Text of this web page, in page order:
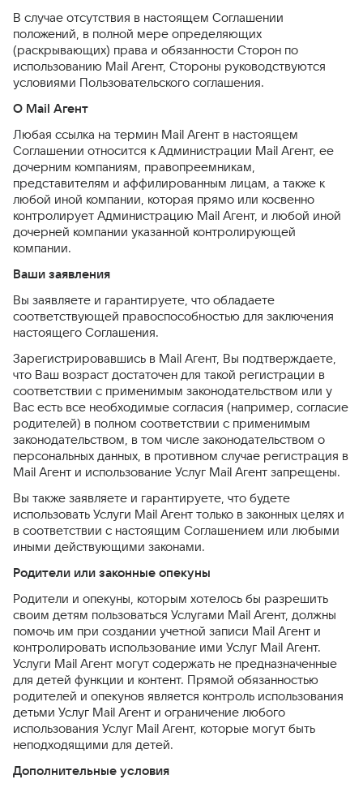
В случае отсутствия в настоящем Соглашении
положений, в полной мере определяющих
(раскрывающих) права и обязанности Сторон по
использованию Mail Агент, Стороны руководствуются
условиями Пользовательского соглашения.
О Mail Агент
Любая ссылка на термин Mail Агент в настоящем
Соглашении относится к Администрации Mail Агент, ее
дочерним компаниям, правопреемникам,
представителям и аффилированным лицам, а также к
любой иной компании, которая прямо или косвенно
контролирует Администрацию Mail Агент, и любой иной
дочерней компании указанной контролирующей
компании.
Ваши заявления
Вы заявляете и гарантируете, что обладаете
соответствующей правоспособностью для заключения
настоящего Соглашения.
Зарегистрировавшись в Mail Агент, Вы подтверждаете,
что Ваш возраст достаточен для такой регистрации в
соответствии с применимым законодательством или у
Вас есть все необходимые согласия (например, согласие
родителей) в полном соответствии с применимым
законодательством, в том числе законодательством о
персональных данных, в противном случае регистрация в
Mail Агент и использование Услуг Mail Агент запрещены.
Вы также заявляете и гарантируете, что будете
использовать Услуги Mail Агент только в законных целях и
в соответствии с настоящим Соглашением или любыми
иными действующими законами.
Родители или законные опекуны
Родители и опекуны, которым хотелось бы разрешить
своим детям пользоваться Услугами Mail Агент, должны
помочь им при создании учетной записи Mail Агент и
контролировать использование ими Услуг Mail Агент.
Услуги Mail Агент могут содержать не предназначенные
для детей функции и контент. Прямой обязанностью
родителей и опекунов является контроль использования
детьми Услуг Mail Агент и ограничение любого
использования Услуг Mail Агент, которые могут быть
неподходящими для детей.
Дополнительные условия